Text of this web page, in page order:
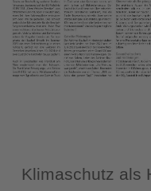
Klimaschutz als